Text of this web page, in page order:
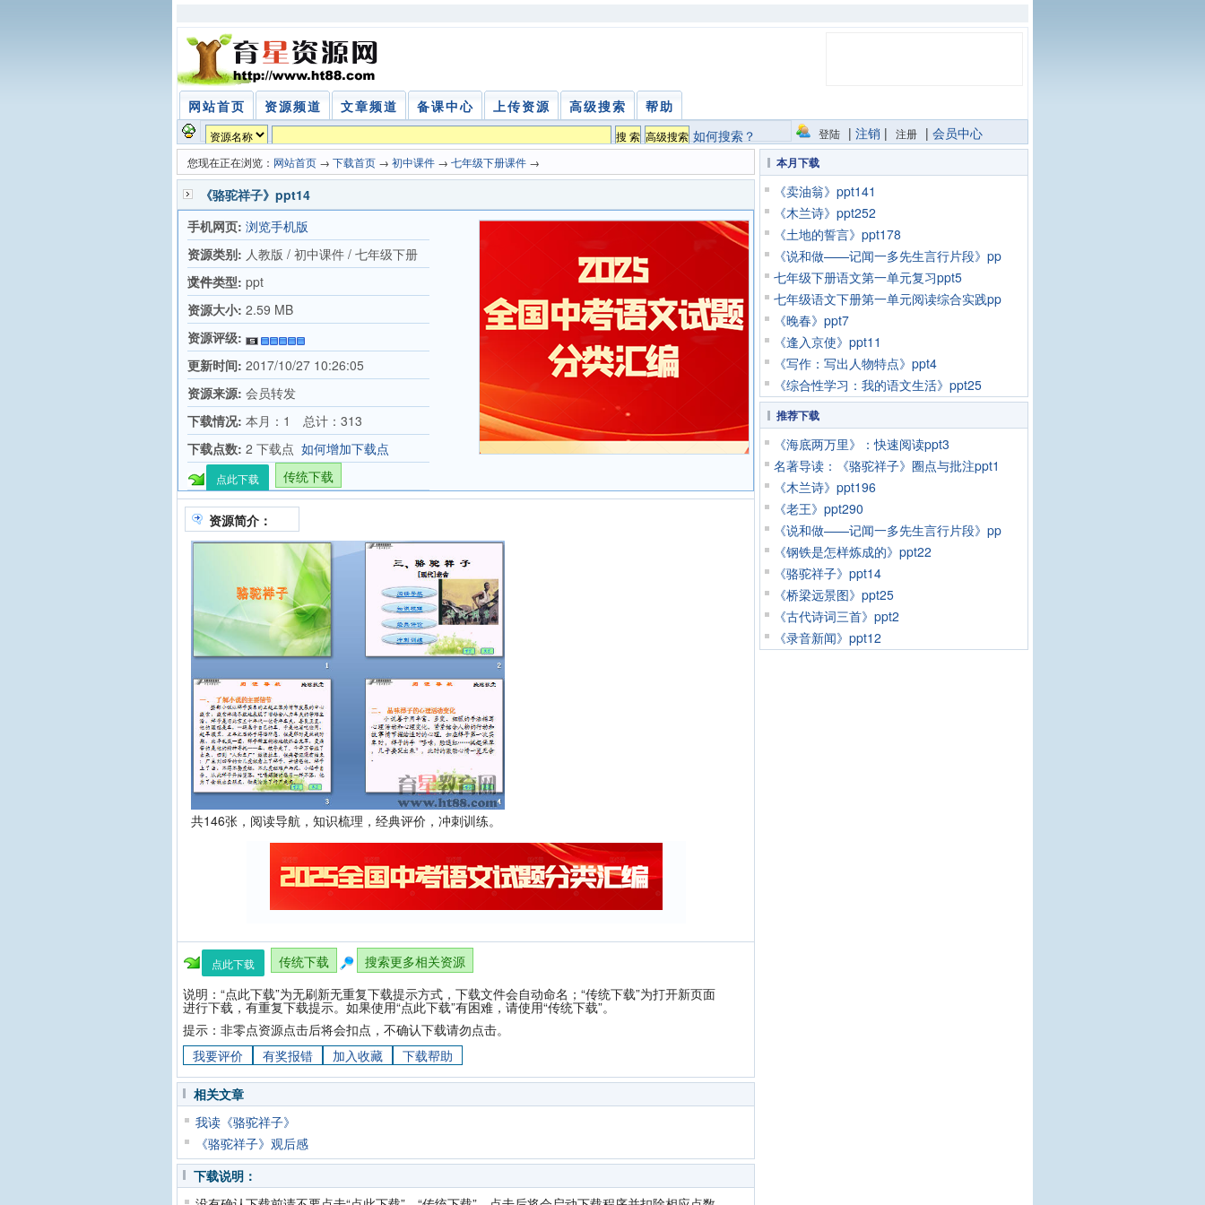
网站首页 资源频道 文章频道 备课中心 上传资源 高级搜索
帮助
如何搜索？
登陆 | 注销 | 注册 | 会员中心
您现在正在浏览： 网站首页 → 下载首页 → 初中课件 → 七年级下册课件 →
《骆驼祥子》ppt14
手机网页: 浏览手机版
资源类别: 人教版 / 初中课件 / 七年级下册
课件
文件类型: ppt
资源大小: 2.59 MB
资源评级:
更新时间: 2017/10/27 10:26:05
资源来源: 会员转发
下载情况: 本月：1 总计：313
下载点数: 2 下载点 如何增加下载点
点此下载 传统下载
资源简介：
共146张，阅读导航，知识梳理，经典评价，冲刺训练。
点此下载 传统下载
搜索更多相关资源
说明：“点此下载”为无刷新无重复下载提示方式，下载文件会自动命名；“传统下载”为打开新页面
进行下载，有重复下载提示。如果使用“点此下载”有困难，请使用“传统下载”。
提示：非零点资源点击后将会扣点，不确认下载请勿点击。
我要评价
有奖报错 加入收藏 下载帮助
相关文章
我读《骆驼祥子》
《骆驼祥子》观后感
下载说明：
本月下载
《卖油翁》ppt141
《木兰诗》ppt252
《土地的誓言》ppt178
《说和做——记闻一多先生言行片段》pp
七年级下册语文第一单元复习ppt5
七年级语文下册第一单元阅读综合实践pp
《晚春》ppt7
《逢入京使》ppt11
《写作：写出人物特点》ppt4
《综合性学习：我的语文生活》ppt25
推荐下载
《海底两万里》：快速阅读ppt3
名著导读：《骆驼祥子》圈点与批注ppt1
《木兰诗》ppt196
《老王》ppt290
《说和做——记闻一多先生言行片段》pp
《钢铁是怎样炼成的》ppt22
《骆驼祥子》ppt14
《桥梁远景图》ppt25
《古代诗词三首》ppt2
《录音新闻》ppt12